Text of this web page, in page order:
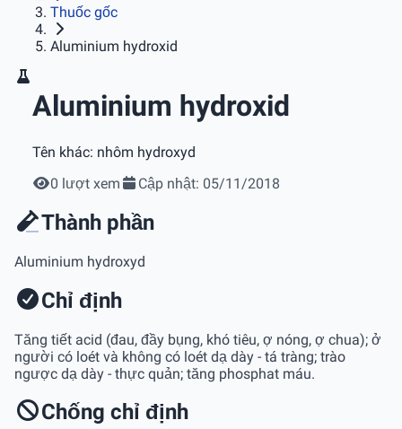
Thuốc gốc
Aluminium hydroxid
Aluminium hydroxid
Tên khác: nhôm hydroxyd
0 lượt xem
Cập nhật: 05/11/2018
Thành phần
Aluminium hydroxyd
Chỉ định
Tăng tiết acid (đau, đầy bụng, khó tiêu, ợ nóng, ợ chua); ở
người có loét và không có loét dạ dày - tá tràng; trào
ngược dạ dày - thực quản; tăng phosphat máu.
Chống chỉ định